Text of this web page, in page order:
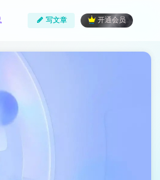
写文章 开通会员